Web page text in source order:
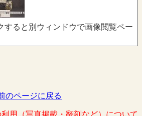
すると別ウィンドウで画像閲覧ペー
のページに戻る
用（写真掲載・翻刻など）について